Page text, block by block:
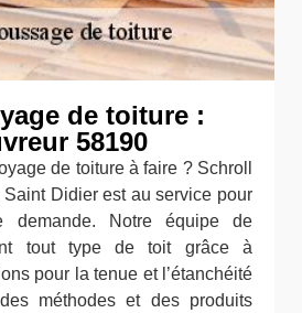
de toiture :
58190
de toiture à faire ? Schroll
Didier est au service pour
demande. Notre équipe de
tout type de toit grâce à
pour la tenue et l’étanchéité
méthodes et des produits